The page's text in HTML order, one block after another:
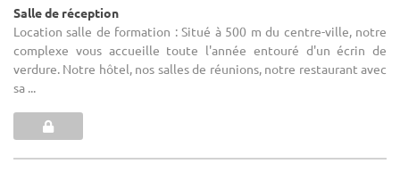
Salle de réception
Location salle de formation : Situé à 500 m du centre-ville, notre
complexe vous accueille toute l'année entouré d'un écrin de
verdure. Notre hôtel, nos salles de réunions, notre restaurant avec
sa ...